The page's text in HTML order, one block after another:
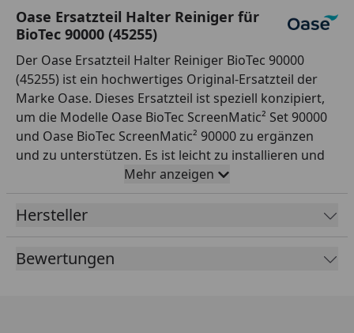
Oase Ersatzteil Halter Reiniger für
BioTec 90000 (45255)
Der Oase Ersatzteil Halter Reiniger BioTec 90000
(45255) ist ein hochwertiges Original-Ersatzteil der
Marke Oase. Dieses Ersatzteil ist speziell konzipiert,
um die Modelle Oase BioTec ScreenMatic² Set 90000
und Oase BioTec ScreenMatic² 90000 zu ergänzen
und zu unterstützen. Es ist leicht zu installieren und
stellt den optimalen Schutz und Komfort für Ihr
Gartenteich-System sicher. Mit diesem Ersatzteil
bekommen Sie ein Produkt, das sich durch eine lange
Mehr anzeigen
Hersteller
Bewertungen